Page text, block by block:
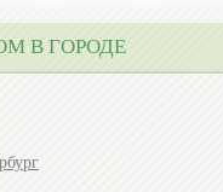
В ГОРОДЕ